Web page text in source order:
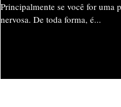
Principalmente se você for uma
nervosa. De toda forma, é...